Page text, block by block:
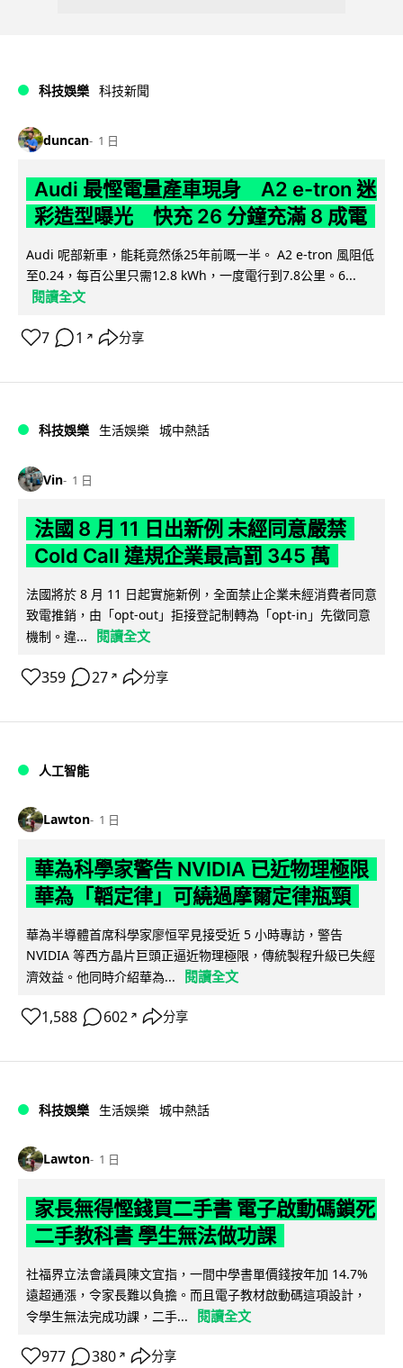
科技娛樂 科技新聞
duncan 1 日
Audi 最慳電量產車現身 A2 e-tron 迷
彩造型曝光 快充 26 分鐘充滿 8 成電
Audi 呢部新車，能耗竟然係25年前嘅一半。 A2 e-tron 風阻低
至0.24，每百公里只需12.8 kWh，一度電行到7.8公里。6...
閱讀全文
7 1 ↗ 分享
科技娛樂 生活娛樂 城中熱話
Vin 1 日
法國 8 月 11 日出新例 未經同意嚴禁
Cold Call 違規企業最高罰 345 萬
法國將於 8 月 11 日起實施新例，全面禁止企業未經消費者同意
致電推銷，由「opt-out」拒接登記制轉為「opt-in」先徵同意
機制。違...
閱讀全文
359 27 ↗ 分享
人工智能
Lawton 1 日
華為科學家警告 NVIDIA 已近物理極限
華為「韜定律」可繞過摩爾定律瓶頸
華為半導體首席科學家廖恒罕見接受近 5 小時專訪，警告
NVIDIA 等西方晶片巨頭正逼近物理極限，傳統製程升級已失經
濟效益。他同時介紹華為...
閱讀全文
1,588 602 ↗ 分享
科技娛樂 生活娛樂 城中熱話
Lawton 1 日
家長無得慳錢買二手書 電子啟動碼鎖死
二手教科書 學生無法做功課
社福界立法會議員陳文宜指，一間中學書單價錢按年加 14.7%
遠超通漲，令家長難以負擔。而且電子教材啟動碼這項設計，
令學生無法完成功課，二手...
閱讀全文
977 380 ↗ 分享